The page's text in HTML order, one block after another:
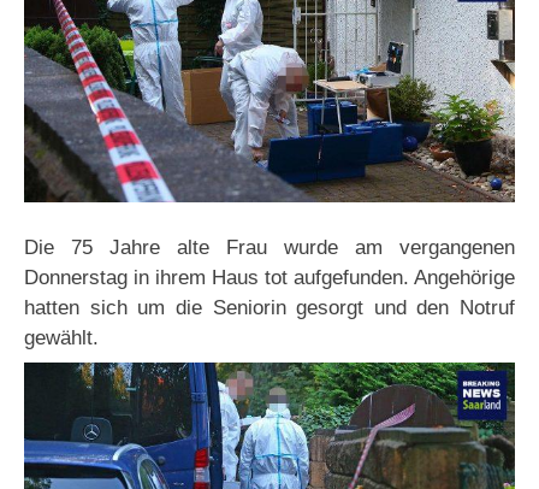
Die 75 Jahre alte Frau wurde am vergangenen
Donnerstag in ihrem Haus tot aufgefunden. Angehörige
hatten sich um die Seniorin gesorgt und den Notruf
gewählt.